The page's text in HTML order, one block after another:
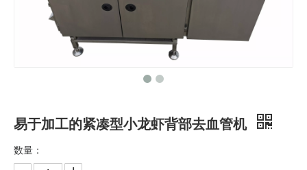
易于加工的紧凑型小龙虾背部去血管机
数量：